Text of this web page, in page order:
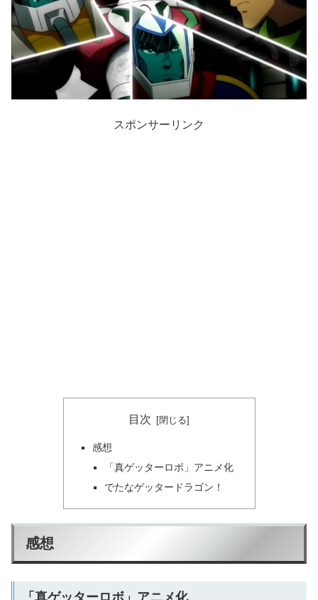
スポンサーリンク
目次
感想
「真ゲッターロボ」アニメ化
でたなゲッタードラゴン！
感想